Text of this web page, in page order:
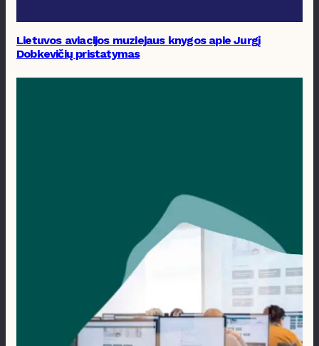
Lietuvos aviacijos muziejaus knygos apie Jurgį
Dobkevičių pristatymas